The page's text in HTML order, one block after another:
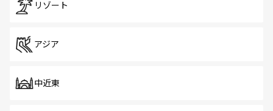
リゾート
アジア
中近東